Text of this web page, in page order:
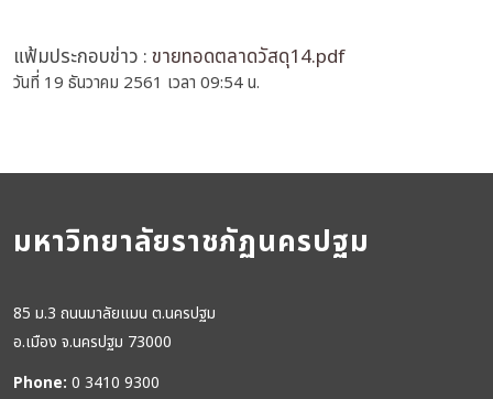
แฟ้มประกอบข่าว :ขายทอดตลาดวัสดุ14.pdf
วันที่ 19 ธันวาคม 2561 เวลา 09:54 น.
มหาวิทยาลัยราชภัฏนครปฐม
85 ม.3 ถนนมาลัยแมน ต.นครปฐม
อ.เมือง จ.นครปฐม 73000
Phone: 0 3410 9300